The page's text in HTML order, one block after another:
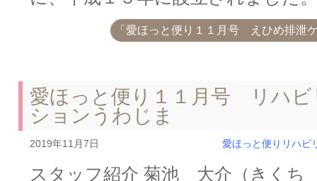
「愛ほっと便り１１月号 えひめ排泄
愛ほっと便り１１月号 リハビ
ションうわじま
2019年11月7日 愛ほっと便り リハビ
スタッフ紹介 菊池 大介（きく